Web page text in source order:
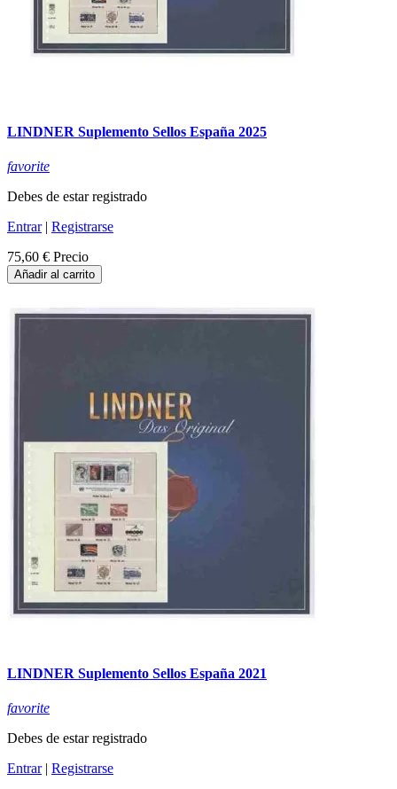
LINDNER Suplemento Sellos España 2025
favorite
Debes de estar registrado
Entrar| Registrarse
75,60 € Precio
Añadir al carrito
LINDNER Suplemento Sellos España 2021
favorite
Debes de estar registrado
Entrar| Registrarse